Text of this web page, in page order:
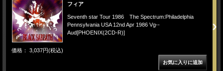
フィア
Seventh star Tour 1986 The Spectrum:Philadelphia
Pennsylvania USA 12nd Apr 1986 Vg--
Aud[PHOENIX(2CD-R)]
価格： 3,037円(税込)